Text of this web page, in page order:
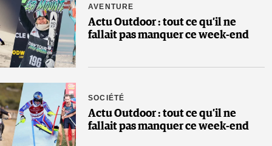
AVENTURE
Actu Outdoor : tout ce qu’il ne
fallait pas manquer ce week-end
SOCIÉTÉ
Actu Outdoor : tout ce qu’il ne
fallait pas manquer ce week-end